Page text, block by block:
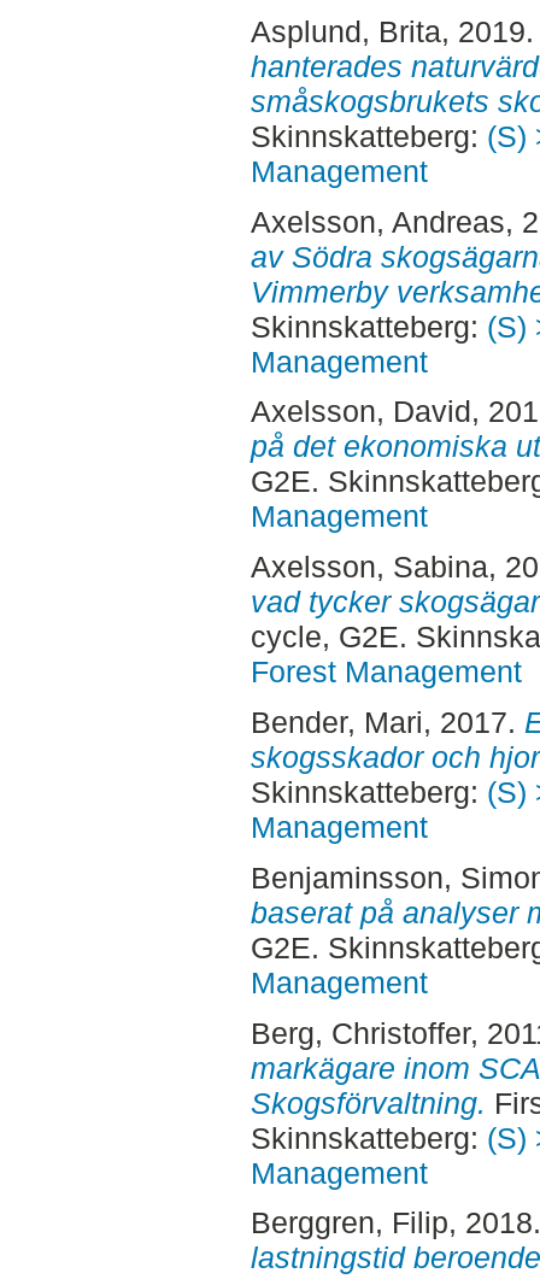
Asplund, Brita,
hanterades
småskogsbrukets
Skinnskatteberg: (S)
Management
Axelsson, Andreas,
av Södra
Vimmerby
Skinnskatteberg: (S)
Management
Axelsson, David,
på det ekonomiska
G2E.
Management
Axelsson, Sabina,
vad tycker
cycle, G2E.
Forest Management
Bender, Mari, 2017.
skogsskador och
Skinnskatteberg: (S)
Management
Benjaminsson,
baserat på analyser
G2E.
Management
Berg, Christoffer,
markägare inom
Skogsförvaltning.
Skinnskatteberg: (S)
Management
Berggren, Filip,
lastningstid